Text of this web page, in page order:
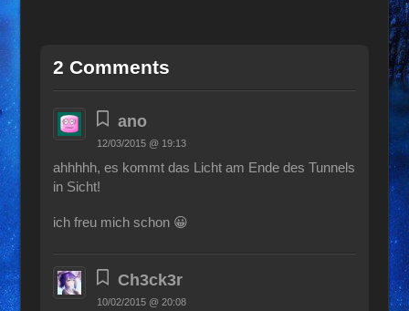
2 Comments
ano
12/03/2015 @ 19:13
ahhhhh, es kommt das Licht am Ende des Tunnels
in Sicht!
ich freu mich schon 😀
Ch3ck3r
10/02/2015 @ 20:08